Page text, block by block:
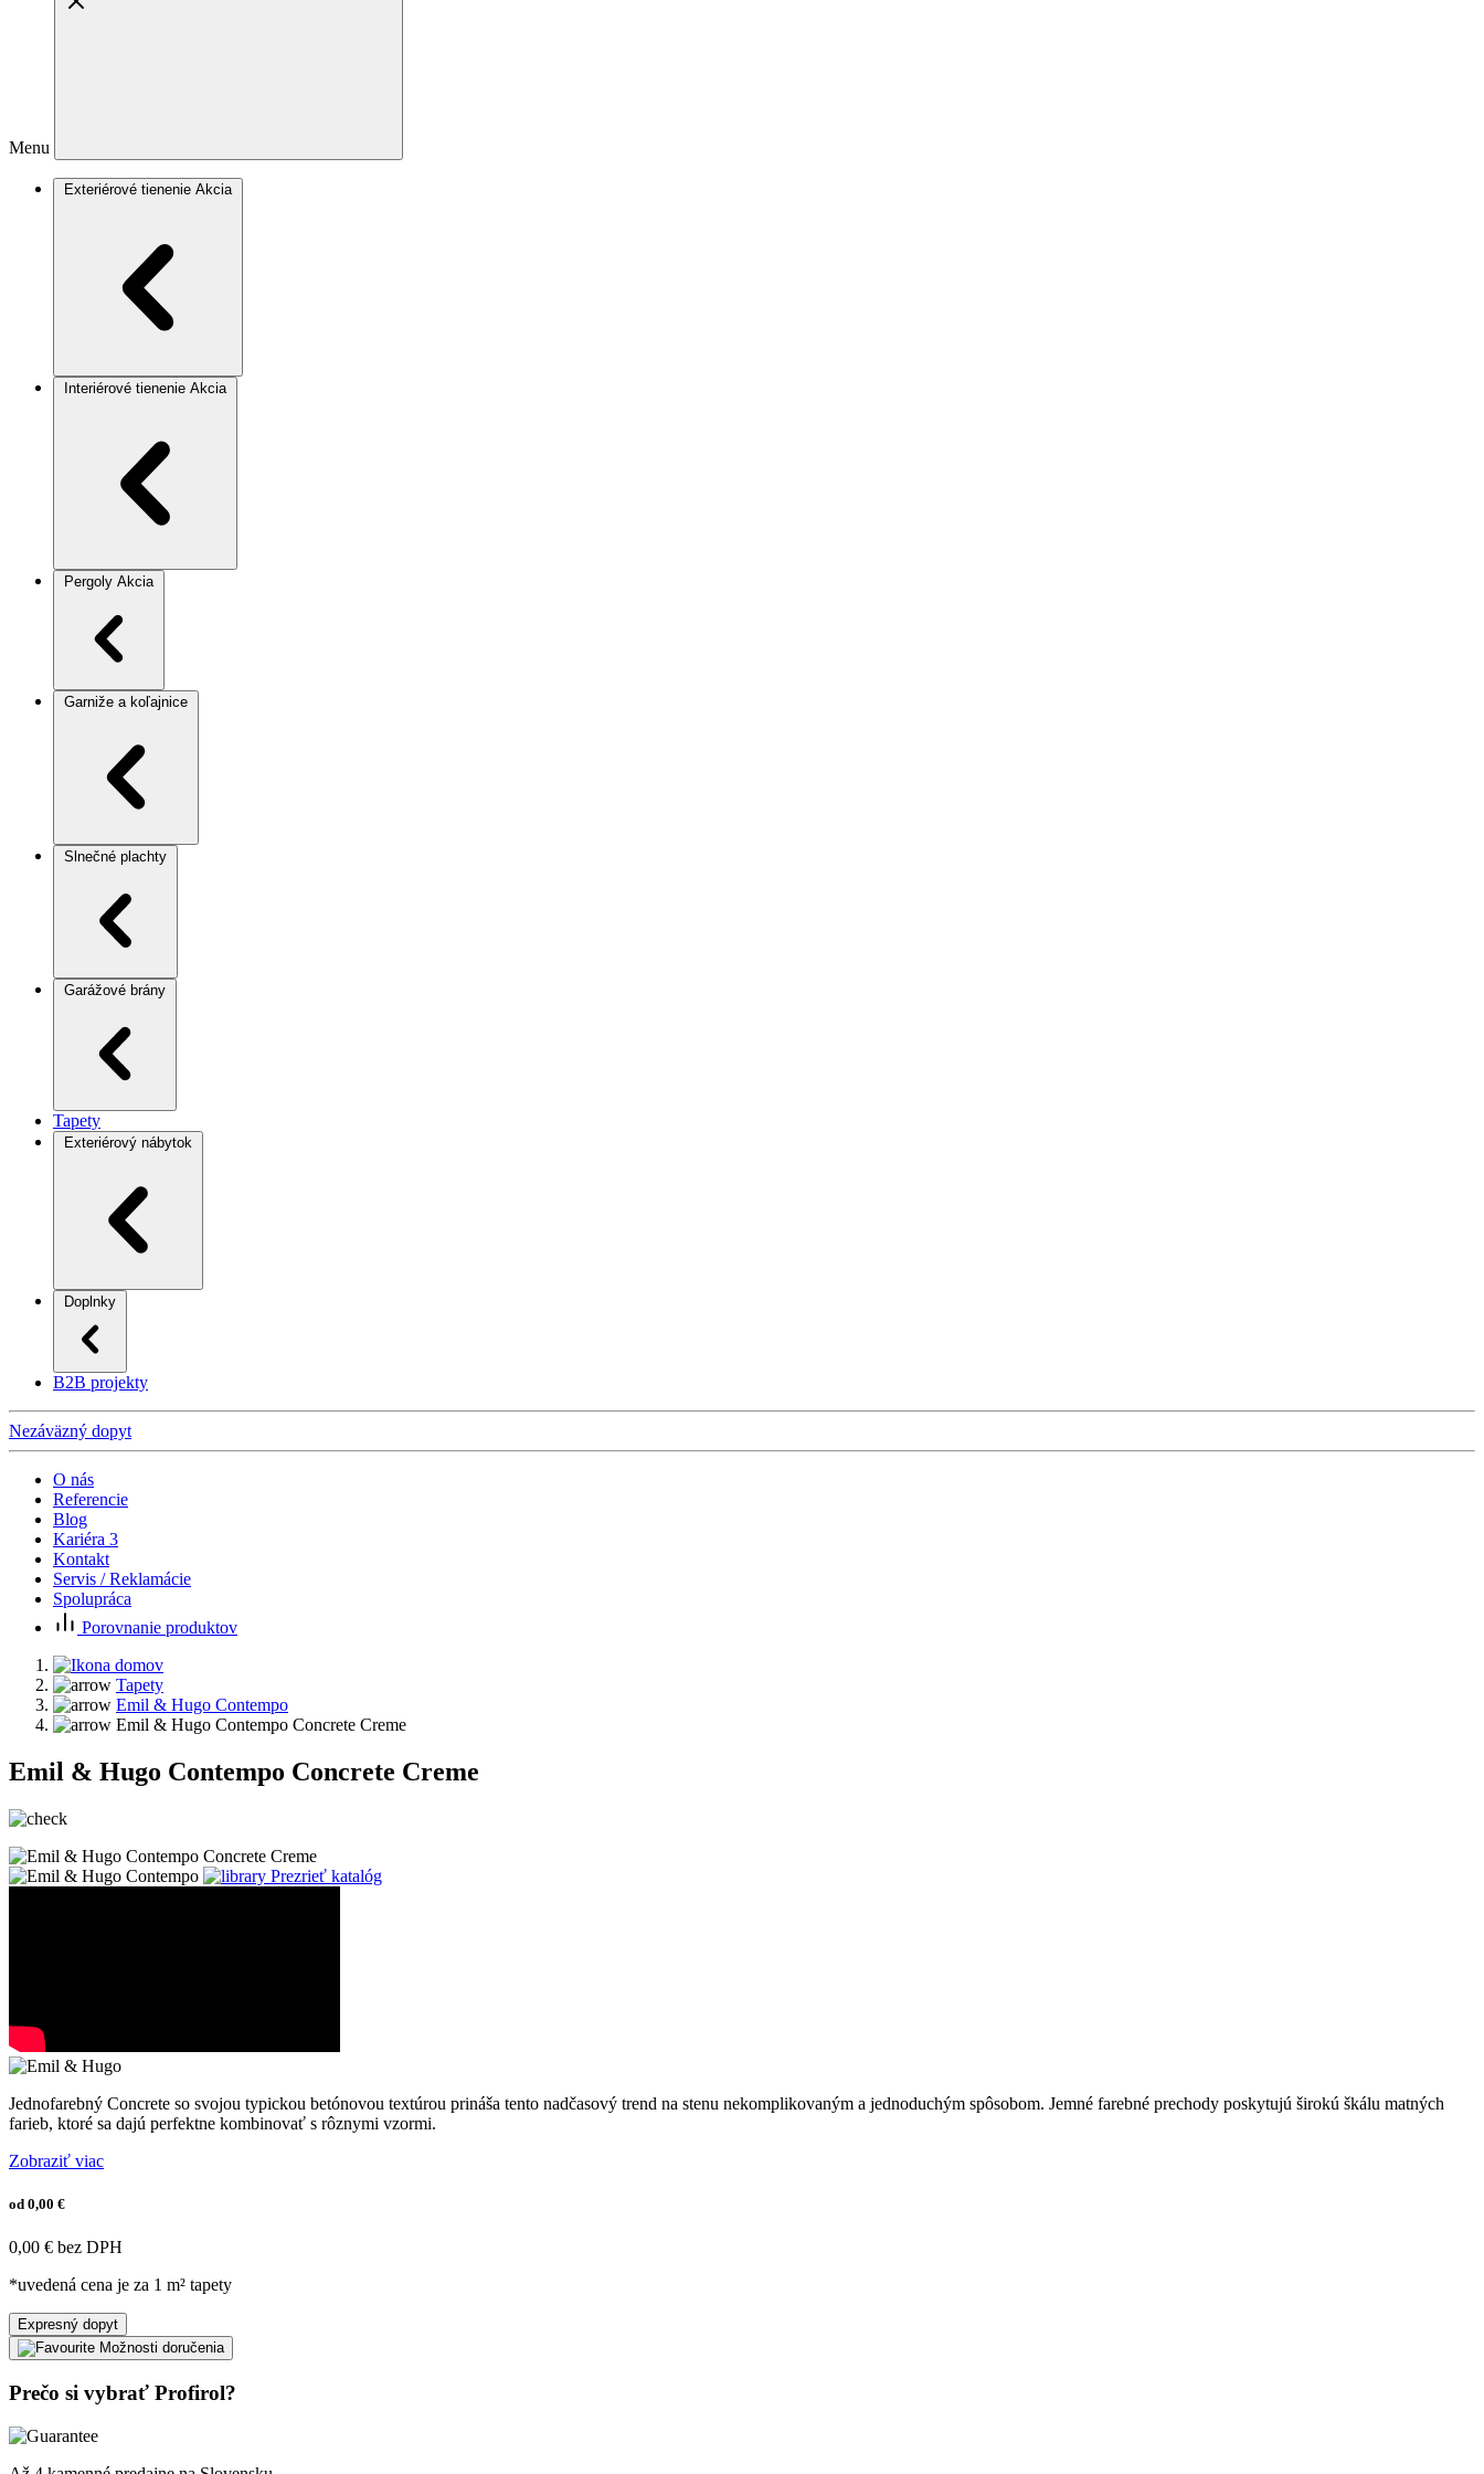
Menu
Exteriérové tienenie Akcia
Interiérové tienenie Akcia
Pergoly Akcia
Garniže a koľajnice
Slnečné plachty
Garážové brány
Tapety
Exteriérový nábytok
Doplnky
B2B projekty
Nezáväzný dopyt
O nás
Referencie
Blog
Kariéra 3
Kontakt
Servis / Reklamácie
Spolupráca
Porovnanie produktov
Tapety
Emil & Hugo Contempo
Emil & Hugo Contempo Concrete Creme
Emil & Hugo Contempo Concrete Creme
Prezrieť katalóg
Jednofarebný Concrete so svojou typickou betónovou textúrou prináša tento nadčasový trend na stenu nekomplikovaným a jednoduchým spôsobom. Jemné farebné prechody poskytujú širokú škálu matných
farieb, ktoré sa dajú perfektne kombinovať s rôznymi vzormi.
Zobraziť viac
od 0,00 €
0,00 € bez DPH
*uvedená cena je za 1 m² tapety
Expresný dopyt
Možnosti doručenia
Prečo si vybrať Profirol?